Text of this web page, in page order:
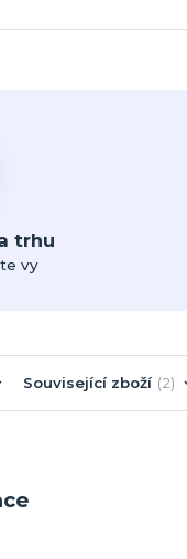
trhu
vy
Související zboží 2